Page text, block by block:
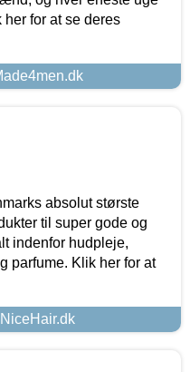
for at se deres
absolut største
til super gode og
indenfor hudpleje,
parfume. Klik her for at